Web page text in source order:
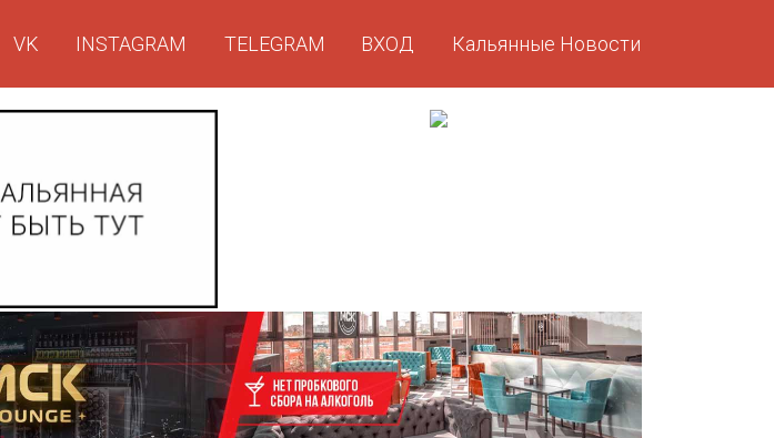
VK
INSTAGRAM
TELEGRAM
ВХОД
Кальянные Новости